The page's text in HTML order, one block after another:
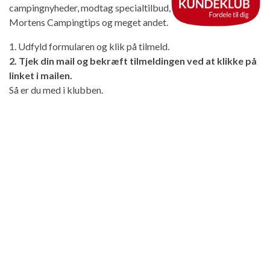
campingnyheder, modtag specialtilbud,
Mortens Campingtips og meget andet.
1. Udfyld formularen og klik på tilmeld.
2. Tjek din mail og bekræft tilmeldingen ved at klikke på
linket i mailen.
Så er du med i klubben.